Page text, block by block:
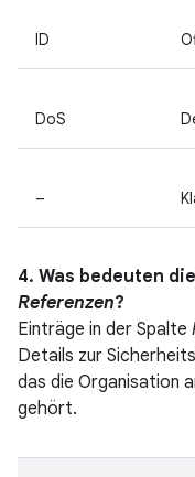
ID
DoS
–
4. Was bedeuten
Referenzen?
Einträge in der Spalte
Details zur
das die Organisation
gehört.